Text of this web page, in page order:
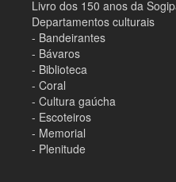
Livro dos 150 anos da
Departamentos culturais
- Bandeirantes
- Bávaros
- Biblioteca
- Coral
- Cultura gaúcha
- Escoteiros
- Memorial
- Plenitude